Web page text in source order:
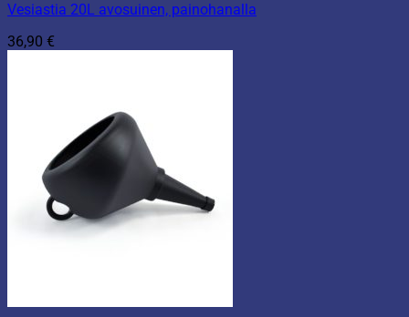
Vesiastia 20L avosuinen, painohanalla
36,90 €